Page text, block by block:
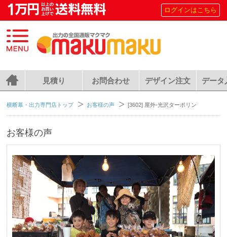
ログインはこちら
見積り お問合わせ デザイン注文 データ
横断幕・出力専門店トップ お客様の声 [3602] 屋外-光沢ターポリン
お客様の声